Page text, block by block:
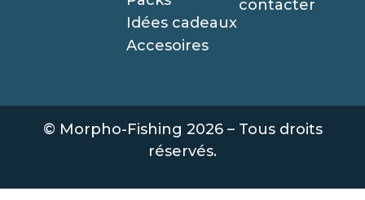
Idées cadeaux
Accesoires
contacter
© Morpho-Fishing 2026 – Tous droits
réservés.